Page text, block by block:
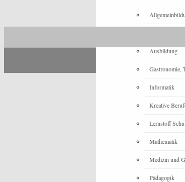
Ausbildung
Gastronomie,
Informatik
Kreative
Lernstoff
Mathematik
Medizin und
Pädagogik